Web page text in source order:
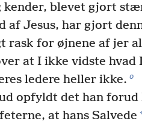
kender, blevet gjort
af Jesus, har gjort
rask for øjnene af jer
at I ikke vidste hvad
ledere heller ikke. o
opfyldt det han
at hans Salvede